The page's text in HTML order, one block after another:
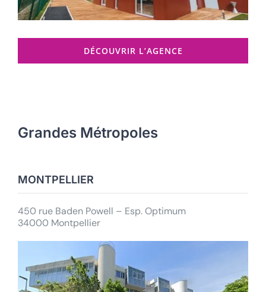
DÉCOUVRIR L’AGENCE
Grandes Métropoles
MONTPELLIER
450 rue Baden Powell – Esp. Optimum
34000 Montpellier